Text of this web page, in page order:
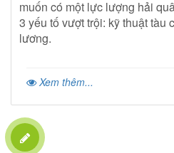
muốn có một lực lượng hải
3 yếu tố vượt trội: kỹ thuật tàu
lương.
Xem thêm...